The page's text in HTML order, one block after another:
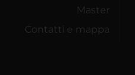
Master
Contatti e mappa